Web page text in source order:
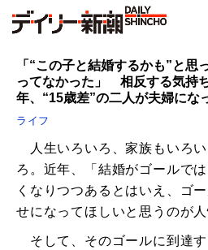
「“この子と結婚するかも”と思
ってなかった」 相反する気持
年、“15歳差”の二人が夫婦にな
ライフ
人生いろいろ、家族もいろ
ろ。近年、「結婚がゴールで
くなりつつあるとはいえ、ゴ
せになってほしいと思うのが
そして、そのゴールに到達